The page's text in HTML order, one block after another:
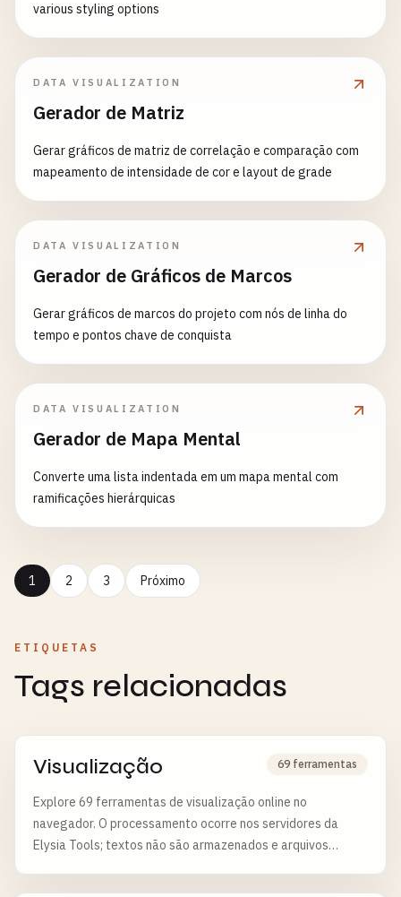
various styling options
DATA VISUALIZATION
Gerador de Matriz
Gerar gráficos de matriz de correlação e comparação com
mapeamento de intensidade de cor e layout de grade
DATA VISUALIZATION
Gerador de Gráficos de Marcos
Gerar gráficos de marcos do projeto com nós de linha do
tempo e pontos chave de conquista
DATA VISUALIZATION
Gerador de Mapa Mental
Converte uma lista indentada em um mapa mental com
ramificações hierárquicas
1 2 3 Próximo
ETIQUETAS
Tags relacionadas
Visualização 69 ferramentas
Explore 69 ferramentas de visualização online no
navegador. O processamento ocorre nos servidores da
Elysia Tools; textos não são armazenados e arquivos